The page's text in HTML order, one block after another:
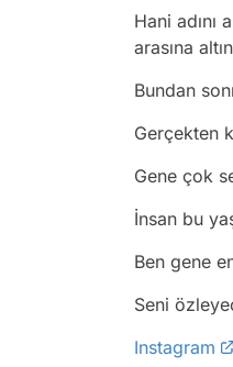
Hani adını
arasına
Bundan
Gerçekten
Gene çok
İnsan bu
Ben gene
Seni
Instagram